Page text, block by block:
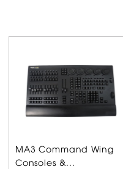
MA3 Command Wing
Consoles &...